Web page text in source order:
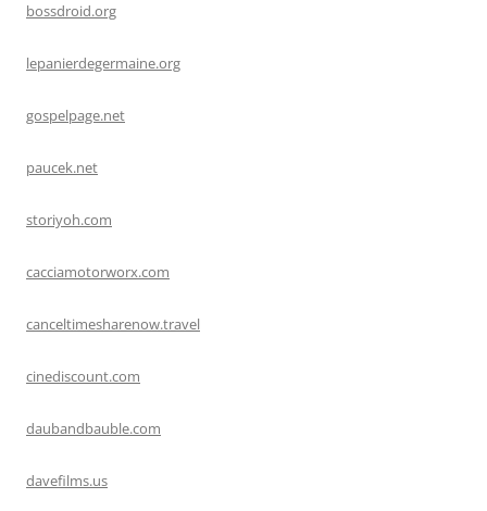
bossdroid.org
lepanierdegermaine.org
gospelpage.net
paucek.net
storiyoh.com
cacciamotorworx.com
canceltimesharenow.travel
cinediscount.com
daubandbauble.com
davefilms.us